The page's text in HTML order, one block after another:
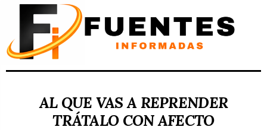
AL QUE VAS A REPRENDER
TRÁTALO CON AFECTO